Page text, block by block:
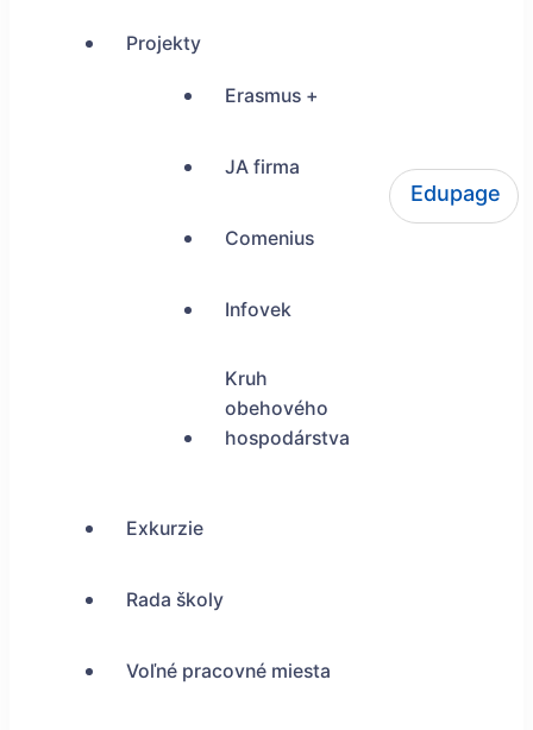
ŠUP Tokajícka 24, Bratislava
Projekty
Erasmus +
JA firma
Comenius
Infovek
Kruh
obehového
hospodárstva
Exkurzie
Rada školy
Voľné pracovné miesta
Edupage